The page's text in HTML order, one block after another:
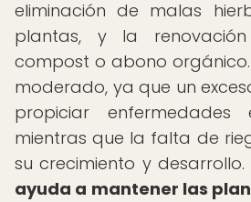
eliminación de malas
plantas, y la
compost o abono
moderado, ya que un
propiciar
mientras que la falta de
su crecimiento y desarrollo.
ayuda a mantener las